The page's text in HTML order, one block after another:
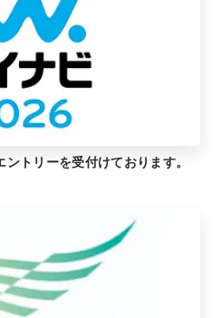
トリーを受付けております。